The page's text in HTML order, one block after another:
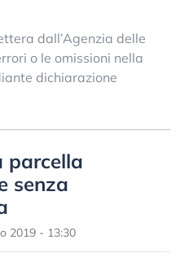
dall’Agenzia delle
o le omissioni nella
dichiarazione
parcella
senza
2019 - 13:30